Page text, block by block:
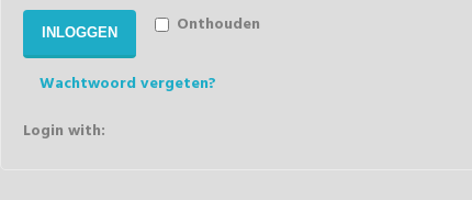
Onthouden
INLOGGEN
Wachtwoord vergeten?
Login with: